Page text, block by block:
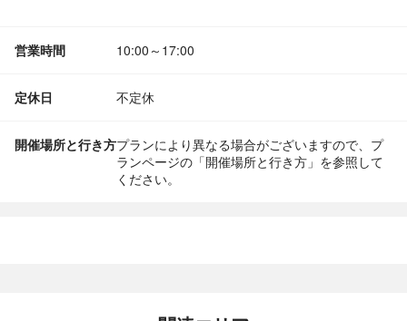
営業時間 10:00～17:00
定休日 不定休
開催場所と行き方プランにより異なる場合がございますので、プ
ランページの「開催場所と行き方」を参照して
ください。